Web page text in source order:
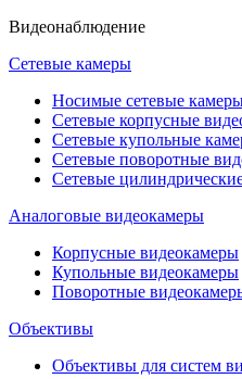
Видеонаблюдение
Сетевые камеры
Носимые сетевые
Сетевые корпусные
Сетевые купольные
Сетевые поворотные
Сетевые
Аналоговые видеокамеры
Корпусные видеокамеры
Купольные видеокамеры
Поворотные
Объективы
Объективы для систем